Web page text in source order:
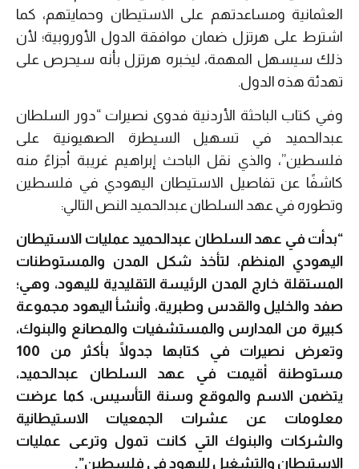
العثمانية ومساعدتهم على الاستيطان وحمايتهم، كما
اشترط على هرتزل ضمان موافقة الدول الأوروبية؛ لأن
ذلك سيسهل المهمة، ليخبره هرتزل بأنه سيحرص على
تهدئة هذه الدول.
وفي كتاب الباحثة الأردنية فدوى نصيرات “دور السلطان
عبدالحميد في تسهيل السيطرة الصهيونية على
فلسطين”، والذي نقل الباحث إبراهيم غريبة أجزاءً منه
كاشفًا عن تفاصيل الاستيطان اليهودي في فلسطين
وتطوره في عهد السلطان عبدالحميد النص التالي:
“بدأت في عهد السلطان عبدالحميد عمليات الاستيطان
اليهودي المنظم، لتأخذ شكل المدن والمستوطنات
المستقلة خارج المدن الرئيسة التقليدية لليهود، وهي؛
صفد والخليل والقدس وطبرية، وأنشأ اليهود مجموعة
كبيرة من المدارس والمستشفيات والمصانع والبنوك،
وتعرض نصيرات في كتابها جدولًا بأكثر من 100
مستوطنة أقيمت في عهد السلطان عبدالحميد،
يتضمن الاسم والموقع وسنة التأسيس، كما عرضت
معلومات عن عشرات الجمعيات الاستيطانية
والشركات والبنوك التي كانت تمول وترعى عمليات
الاستيطان والتشغيل لليهود في فلسطين”.